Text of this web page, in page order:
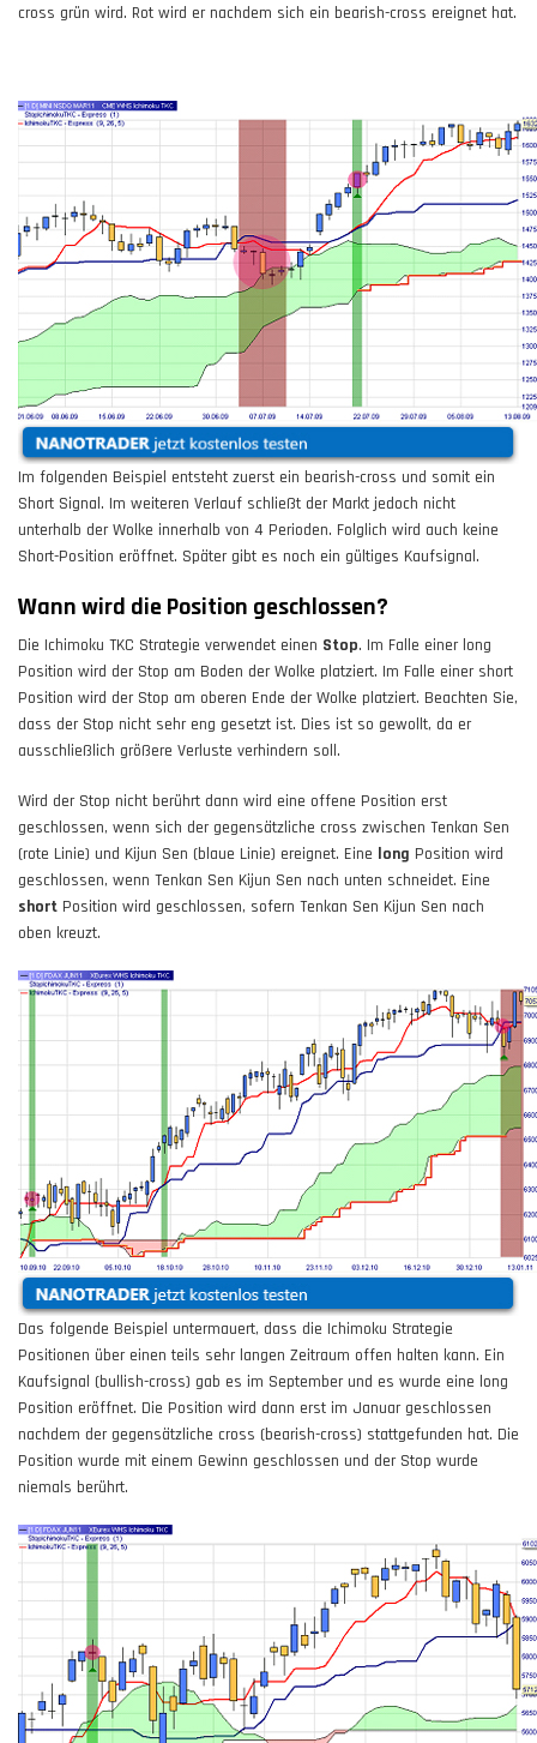
cross grün wird. Rot wird er nachdem sich ein bearish-cross ereignet hat.
Im folgenden Beispiel entsteht zuerst ein bearish-cross und somit ein
Short Signal. Im weiteren Verlauf schließt der Markt jedoch nicht
unterhalb der Wolke innerhalb von 4 Perioden. Folglich wird auch keine
Short-Position eröffnet. Später gibt es noch ein gültiges Kaufsignal.
Wann wird die Position geschlossen?
Die Ichimoku TKC Strategie verwendet einen Stop. Im Falle einer long
Position wird der Stop am Boden der Wolke platziert. Im Falle einer short
Position wird der Stop am oberen Ende der Wolke platziert. Beachten Sie,
dass der Stop nicht sehr eng gesetzt ist. Dies ist so gewollt, da er
ausschließlich größere Verluste verhindern soll.
Wird der Stop nicht berührt dann wird eine offene Position erst
geschlossen, wenn sich der gegensätzliche cross zwischen Tenkan Sen
(rote Linie) und Kijun Sen (blaue Linie) ereignet. Eine long Position wird
geschlossen, wenn Tenkan Sen Kijun Sen nach unten schneidet. Eine
short Position wird geschlossen, sofern Tenkan Sen Kijun Sen nach
oben kreuzt.
Das folgende Beispiel untermauert, dass die Ichimoku Strategie
Positionen über einen teils sehr langen Zeitraum offen halten kann. Ein
Kaufsignal (bullish-cross) gab es im September und es wurde eine long
Position eröffnet. Die Position wird dann erst im Januar geschlossen
nachdem der gegensätzliche cross (bearish-cross) stattgefunden hat. Die
Position wurde mit einem Gewinn geschlossen und der Stop wurde
niemals berührt.